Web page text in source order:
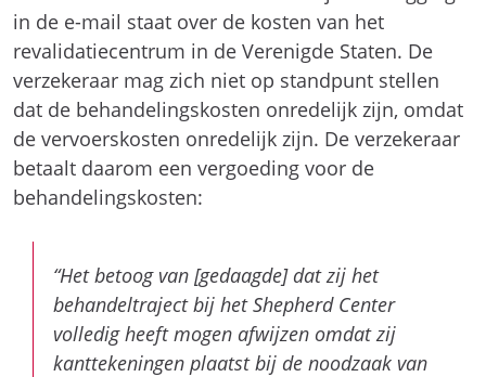
in de e-mail staat over de kosten van het
revalidatiecentrum in de Verenigde Staten. De
verzekeraar mag zich niet op standpunt stellen
dat de behandelingskosten onredelijk zijn, omdat
de vervoerskosten onredelijk zijn. De verzekeraar
betaalt daarom een vergoeding voor de
behandelingskosten:
“Het betoog van [gedaagde] dat zij het
behandeltraject bij het Shepherd Center
volledig heeft mogen afwijzen omdat zij
kanttekeningen plaatst bij de noodzaak van